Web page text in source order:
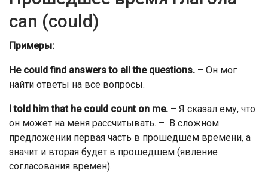
can (could)
Примеры:
He could find answers to all the questions. – Он мог
найти ответы на все вопросы.
I told him that he could count on me. – Я сказал ему, что
он может на меня рассчитывать. – В сложном
предложении первая часть в прошедшем времени, а
значит и вторая будет в прошедшем (явление
согласования времен).